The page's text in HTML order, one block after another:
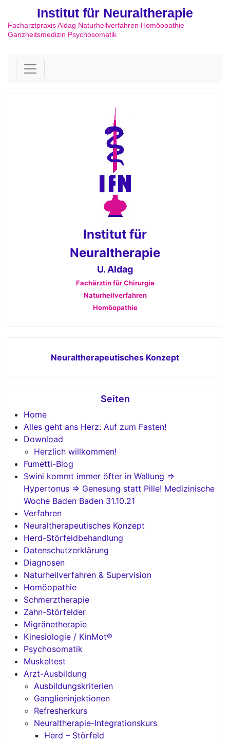
Institut für Neuraltherapie
Facharztpraxis Aldag Naturheilverfahren Homöopathie
Ganzheitsmedizin Psychosomatik
Institut für
Neuraltherapie
U. Aldag
Fachärztin für Chirurgie
Naturheilverfahren
Homöopathie
Neuraltherapeutisches Konzept
Seiten
Home
Alles geht ans Herz: Auf zum Fasten!
Download
Herzlich willkommen!
Fumetti-Blog
Swini kommt immer öfter in Wallung =>
Hypertonus => Genesung statt Pille! Medizinische
Woche Baden Baden 31.10.21
Verfahren
Neuraltherapeutisches Konzept
Herd-Störfeldbehandlung
Datenschutzerklärung
Diagnosen
Naturheilverfahren & Supervision
Homöopathie
Schmerztherapie
Zahn-Störfelder
Migränetherapie
Kinesiologie / KinMot®
Psychosomatik
Muskeltest
Arzt-Ausbildung
Ausbildungskriterien
Ganglieninjektionen
Refresherkurs
Neuraltherapie-Integrationskurs
Herd – Störfeld